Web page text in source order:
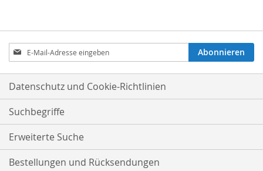
Anmeldung
zum
Newsletter:
Abonnieren
Datenschutz und Cookie-Richtlinien
Suchbegriffe
Erweiterte Suche
Bestellungen und Rücksendungen